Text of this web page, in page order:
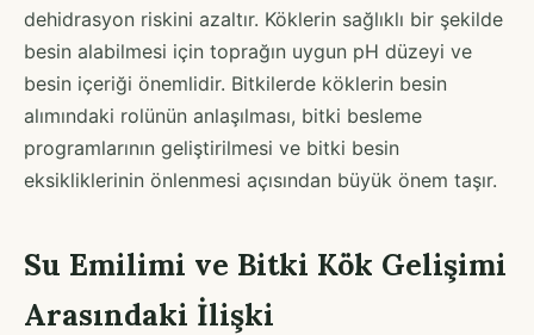
dehidrasyon riskini azaltır. Köklerin sağlıklı bir şekilde
besin alabilmesi için toprağın uygun pH düzeyi ve
besin içeriği önemlidir. Bitkilerde köklerin besin
alımındaki rolünün anlaşılması, bitki besleme
programlarının geliştirilmesi ve bitki besin
eksikliklerinin önlenmesi açısından büyük önem taşır.
Su Emilimi ve Bitki Kök Gelişimi
Arasındaki İlişki